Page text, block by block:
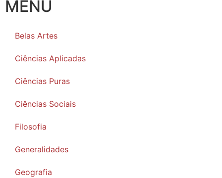
MENU
Belas Artes
Ciências Aplicadas
Ciências Puras
Ciências Sociais
Filosofia
Generalidades
Geografia